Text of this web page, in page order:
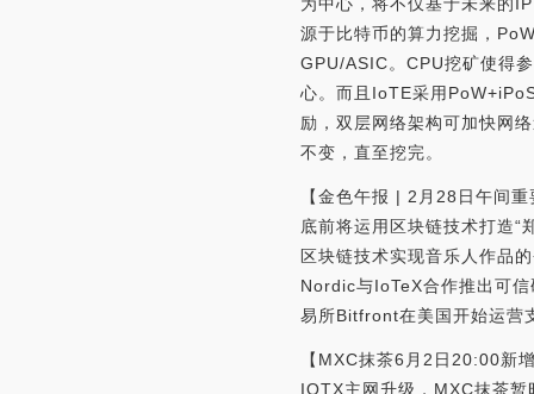
源于比特币的算力挖掘，
GPU/ASIC。CPU挖矿使得
心。而且IoTE采用
励，双层网络架构可加快网
不变，直至挖完。
【金色午报 | 2月28日午间
底前将运用区块链技术打造
区块链技术实现音乐人作品
Nordic与IoTeX合作推出可
易所Bitfront在美国开始运营
【MXC抹茶6月2日20:00新
IOTX主网升级，MXC抹茶